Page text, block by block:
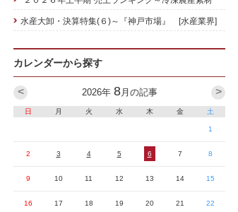
水産大卸・決算特集(６)～『神戸市場』 [水産業界]
カレンダーから探す
2026年 8月の記事 >
<
日 月 火 水 木 金 土
1
2 3 4 5 6 7 8
9 10 11 12 13 14 15
16 17 18 19 20 21 22